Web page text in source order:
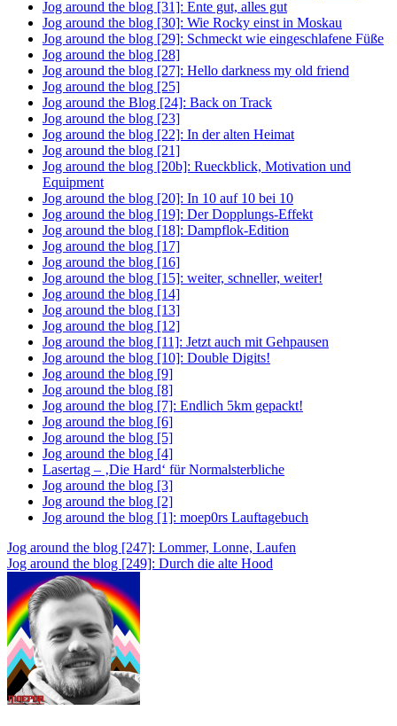
Jog around the blog [31]: Ente gut, alles gut
Jog around the blog [30]: Wie Rocky einst in Moskau
Jog around the blog [29]: Schmeckt wie eingeschlafene Füße
Jog around the blog [28]
Jog around the blog [27]: Hello darkness my old friend
Jog around the blog [25]
Jog around the Blog [24]: Back on Track
Jog around the blog [23]
Jog around the blog [22]: In der alten Heimat
Jog around the blog [21]
Jog around the blog [20b]: Rueckblick, Motivation und
Equipment
Jog around the blog [20]: In 10 auf 10 bei 10
Jog around the blog [19]: Der Dopplungs-Effekt
Jog around the blog [18]: Dampflok-Edition
Jog around the blog [17]
Jog around the blog [16]
Jog around the blog [15]: weiter, schneller, weiter!
Jog around the blog [14]
Jog around the blog [13]
Jog around the blog [12]
Jog around the blog [11]: Jetzt auch mit Gehpausen
Jog around the blog [10]: Double Digits!
Jog around the blog [9]
Jog around the blog [8]
Jog around the blog [7]: Endlich 5km gepackt!
Jog around the blog [6]
Jog around the blog [5]
Jog around the blog [4]
Lasertag – ‚Die Hard‘ für Normalsterbliche
Jog around the blog [3]
Jog around the blog [2]
Jog around the blog [1]: moep0rs Lauftagebuch
Beitragsnavigation
Jog around the blog [247]: Lommer, Lonne, Laufen
Jog around the blog [249]: Durch die alte Hood